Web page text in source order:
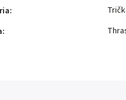
:
: